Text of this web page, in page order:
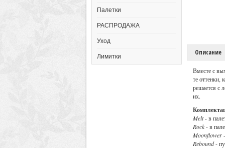
Палетки
РАСПРОДАЖА
Уход
Лимитки Описание
Вместе с
те оттенки,
решается с
их.
Melt- в
Rock- в
Moonflower
Rebound-